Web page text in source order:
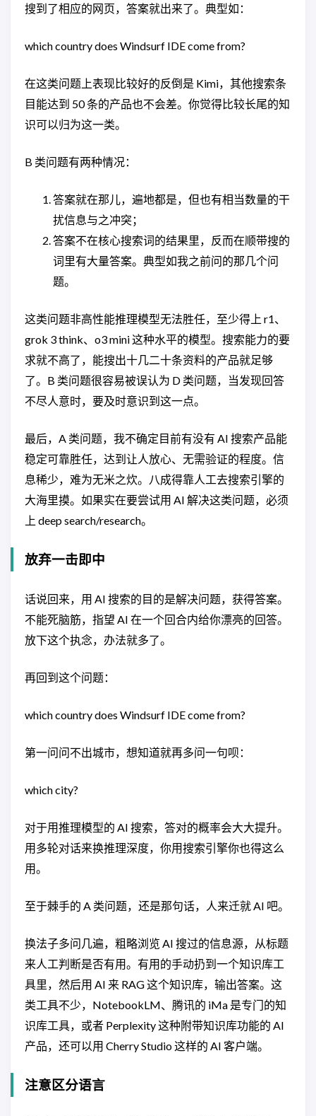
搜到了相应的网页，答案就出来了。典型如：
which country does Windsurf IDE come from?
在这类问题上表现比较好的反倒是 Kimi，其他搜索条
目能达到 50 条的产品也不会差。你觉得比较长尾的知
识可以归为这一类。
B 类问题有两种情况：
答案就在那儿，遍地都是，但也有相当数量的干
扰信息与之冲突；
答案不在核心搜索词的结果里，反而在顺带搜的
词里有大量答案。典型如我之前问的那几个问
题。
这类问题非高性能推理模型无法胜任，至少得上 r1、
grok 3 think、o3 mini 这种水平的模型。搜索能力的要
求就不高了，能搜出十几二十条资料的产品就足够
了。B 类问题很容易被误认为 D 类问题，当发现回答
不尽人意时，要及时意识到这一点。
最后，A 类问题，我不确定目前有没有 AI 搜索产品能
稳定可靠胜任，达到让人放心、无需验证的程度。信
息稀少，难为无米之炊。八成得靠人工去搜索引擎的
大海里摸。如果实在要尝试用 AI 解决这类问题，必须
上 deep search/research。
放弃一击即中
话说回来，用 AI 搜索的目的是解决问题，获得答案。
不能死脑筋，指望 AI 在一个回合内给你漂亮的回答。
放下这个执念，办法就多了。
再回到这个问题：
which country does Windsurf IDE come from?
第一问问不出城市，想知道就再多问一句呗：
which city?
对于用推理模型的 AI 搜索，答对的概率会大大提升。
用多轮对话来换推理深度，你用搜索引擎你也得这么
用。
至于棘手的 A 类问题，还是那句话，人来迁就 AI 吧。
换法子多问几遍，粗略浏览 AI 搜过的信息源，从标题
来人工判断是否有用。有用的手动扔到一个知识库工
具里，然后用 AI 来 RAG 这个知识库，输出答案。这
类工具不少，NotebookLM、腾讯的 iMa 是专门的知
识库工具，或者 Perplexity 这种附带知识库功能的 AI
产品，还可以用 Cherry Studio 这样的 AI 客户端。
注意区分语言